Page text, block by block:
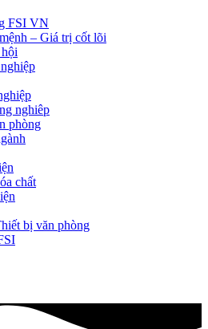
FSI VN
– Giá trị cốt lõi
nghiêp
phòng
chất
bị văn phòng